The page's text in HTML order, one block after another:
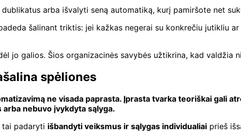
arba išvalyti seną automatiką, kurį pamiršote net
šalinant triktis: jei kažkas negerai su konkrečiu jutikliu
jo galios. Šios organizacinės savybės užtikrina, kad valdžia
spėliones
ne visada paprasta. Įprasta tvarka teoriškai gali
nebuvo įvykdyta sąlyga.
tai padaryti išbandyti veiksmus ir sąlygas individualiai prieš